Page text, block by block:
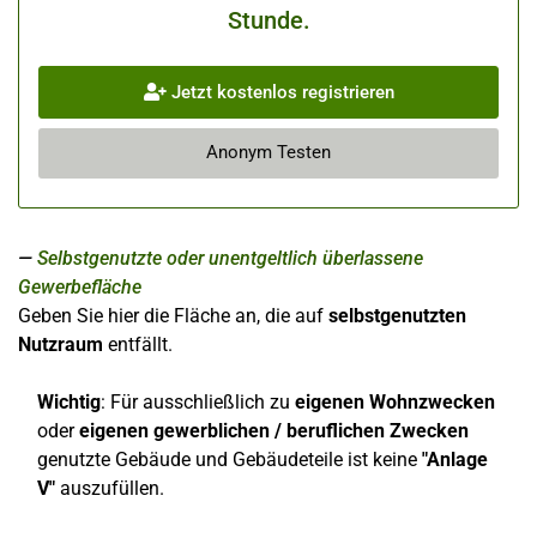
Stunde.
Jetzt kostenlos registrieren
Anonym Testen
Selbstgenutzte oder unentgeltlich überlassene
Gewerbefläche
Geben Sie hier die Fläche an, die auf selbstgenutzten
Nutzraum entfällt.
Wichtig: Für ausschließlich zu eigenen Wohnzwecken
odereigenen gewerblichen / beruflichen Zwecken
genutzte Gebäude und Gebäudeteile ist keine "Anlage
V" auszufüllen.